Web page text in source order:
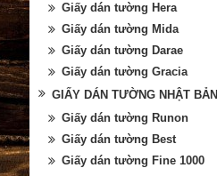
Giấy dán tường Hera
Giấy dán tường Mida
Giấy dán tường Darae
Giấy dán tường Gracia
GIẤY DÁN TƯỜNG NHẬT BẢN
Giấy dán tường Runon
Giấy dán tường Best
Giấy dán tường Fine 1000